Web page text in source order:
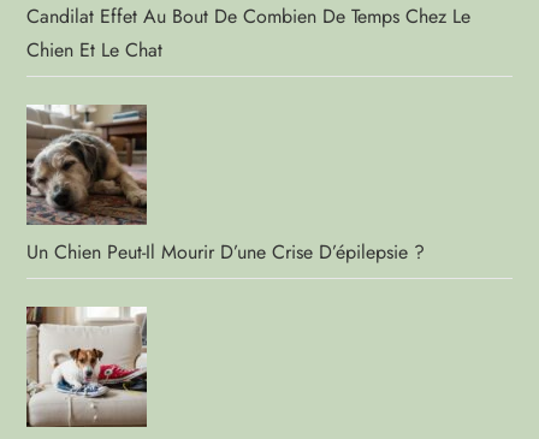
Candilat Effet Au Bout De Combien De Temps Chez Le
Chien Et Le Chat
Un Chien Peut-Il Mourir D’une Crise D’épilepsie ?